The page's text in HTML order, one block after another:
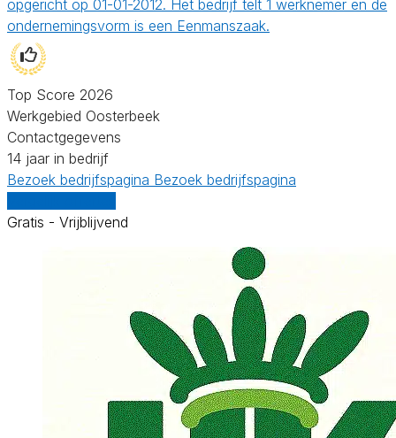
opgericht op 01-01-2012. Het bedrijf telt 1 werknemer en de
ondernemingsvorm is een Eenmanszaak.
Top Score 2026
Werkgebied Oosterbeek
Contactgegevens
14 jaar in bedrijf
Bezoek bedrijfspagina Bezoek bedrijfspagina
Gratis - Vrijblijvend